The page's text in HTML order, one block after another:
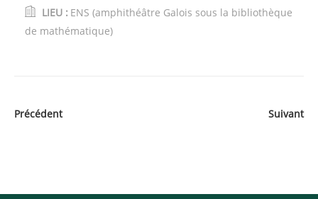
LIEU : ENS (amphithéâtre Galois sous la bibliothèque
de mathématique)
Précédent Suivant